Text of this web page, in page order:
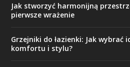
Jak stworzyć harmonijną
pierwsze wrażenie
Grzejniki do łazienki: Jak wybrać
komfortu i stylu?